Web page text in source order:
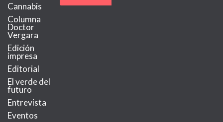
Cannabis
Columna
Doctor
Vergara
Edición
impresa
Editorial
El verde del
futuro
Entrevista
Eventos